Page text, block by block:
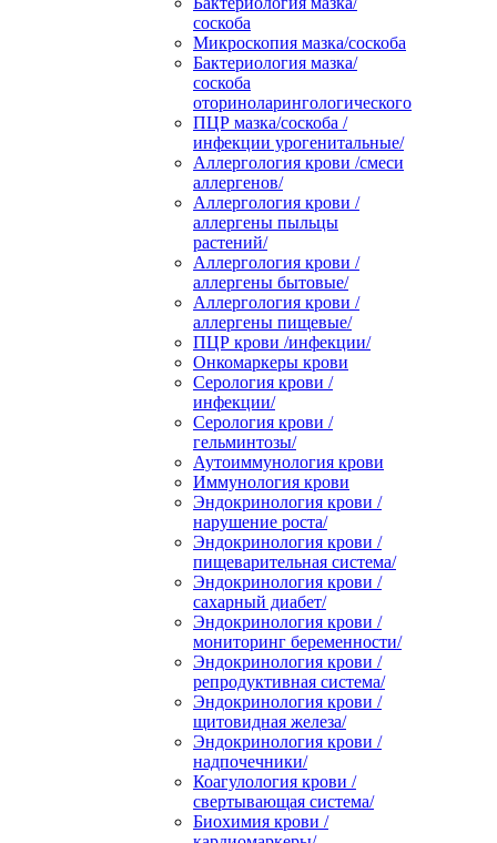
соскоба
Микроскопия мазка/соскоба
Бактериология мазка/
соскоба
оториноларингологического
ПЦР мазка/соскоба /
инфекции урогенитальные/
Аллергология крови /смеси
аллергенов/
Аллергология крови /
аллергены пыльцы
растений/
Аллергология крови /
аллергены бытовые/
Аллергология крови /
аллергены пищевые/
ПЦР крови /инфекции/
Онкомаркеры крови
Серология крови /
инфекции/
Серология крови /
гельминтозы/
Аутоиммунология крови
Иммунология крови
Эндокринология крови /
нарушение роста/
Эндокринология крови /
пищеварительная система/
Эндокринология крови /
сахарный диабет/
Эндокринология крови /
мониторинг беременности/
Эндокринология крови /
репродуктивная система/
Эндокринология крови /
щитовидная железа/
Эндокринология крови /
надпочечники/
Коагулология крови /
свертывающая система/
Биохимия крови /